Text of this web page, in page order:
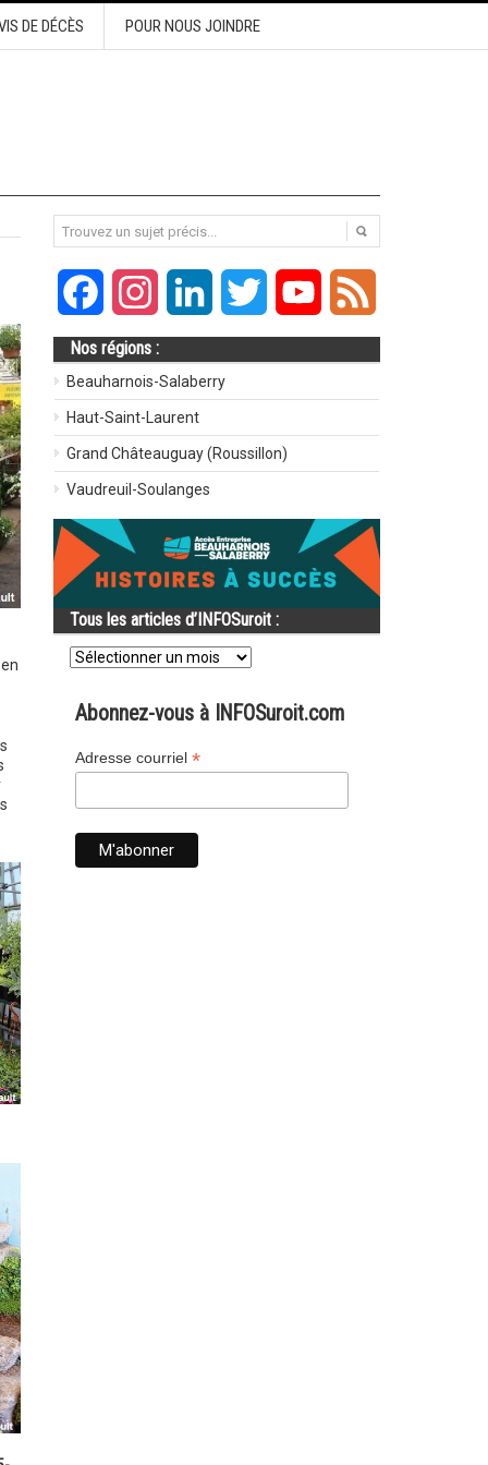
DE DÉCÈS POUR NOUS JOINDRE
FacebookInstagramLinkedIn Twitter YouTube
Nos régions :
Beauharnois-Salaberry
Haut-Saint-Laurent
Grand Châteauguay (Roussillon)
Vaudreuil-Soulanges
Tous les articles d’INFOSuroit :
Tous
les
d’INFOSuroit
Abonnez-vous à INFOSuroit.com
Adresse courriel *